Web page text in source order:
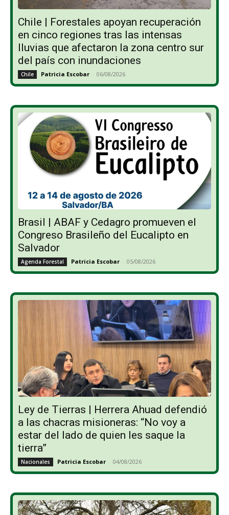
Chile | Forestales apoyan recuperación
en cinco regiones tras las intensas
lluvias que afectaron la zona centro sur
del país con inundaciones
Chile Patricia Escobar - 06/08/2026
Brasil | ABAF y Cedagro promueven el
Congreso Brasileño del Eucalipto en
Salvador
Agenda Forestal Patricia Escobar - 05/08/2026
Ley de Tierras | Herrera Ahuad defendió
a las chacras misioneras: “No voy a
estar del lado de quien les saque la
tierra”
Nacionales Patricia Escobar - 04/08/2026